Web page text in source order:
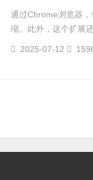
通过Chrome浏览器
缩。此外，这个扩展
2025-07-12